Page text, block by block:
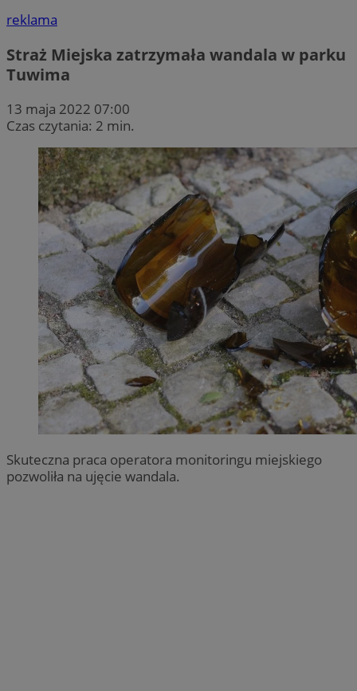
reklama
Straż Miejska zatrzymała wandala w parku
Tuwima
13 maja 2022 07:00
Czas czytania: 2 min.
Skuteczna praca operatora monitoringu miejskiego
pozwoliła na ujęcie wandala.